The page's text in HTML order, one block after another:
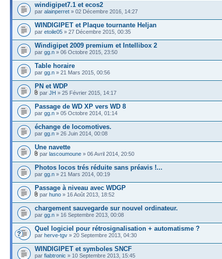
windigipet7.1 et ecos2
par alainperret » 02 Décembre 2016, 14:27
WINDIGIPET et Plaque tournante Heljan
par etoile05 » 27 Décembre 2015, 00:35
Windigipet 2009 premium et Intellibox 2
par gg.n » 06 Octobre 2015, 23:50
Table horaire
par gg.n » 21 Mars 2015, 00:56
PN et WDP
par JH » 25 Février 2015, 14:17
Passage de WD XP vers WD 8
par gg.n » 05 Octobre 2014, 01:14
échange de locomotives.
par gg.n » 26 Juin 2014, 00:08
Une navette
par lascoumoune » 06 Avril 2014, 20:50
Photos locos trés réduite sans préavis !...
par gg.n » 21 Mars 2014, 00:19
Passage à niveau avec WDGP
par huno » 16 Août 2013, 18:52
chargement sauvegarde sur nouvel ordinateur.
par gg.n » 16 Septembre 2013, 00:08
Quel logiciel pour rétrosignalisation + automatisme ?
par herve-tgv » 20 Septembre 2013, 04:30
WINDIGIPET et symboles SNCF
par fiabtronic » 10 Septembre 2013, 15:45